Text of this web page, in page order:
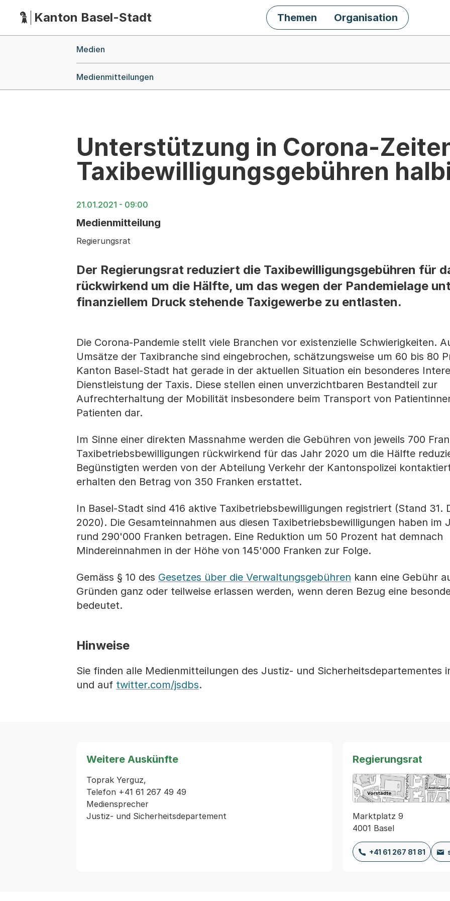
HauptnavigationKanton Basel-Stadt Themen Organisation
Medien
Medienmitteilungen
Unterstützung in Corona-
Taxibewilligungsgebühren
21.01.2021 - 09:00
Medienmitteilung
Regierungsrat
Der Regierungsrat reduziert die Taxibewilligungsgebühren für
rückwirkend um die Hälfte, um das wegen der Pandemielage
finanziellem Druck stehende Taxigewerbe zu entlasten.
Die Corona-Pandemie stellt viele Branchen vor existenzielle Schwierigkeiten.
Umsätze der Taxibranche sind eingebrochen, schätzungsweise um 60 bis 80
Kanton Basel-Stadt hat gerade in der aktuellen Situation ein besonderes
Dienstleistung der Taxis. Diese stellen einen unverzichtbaren Bestandteil zur
Aufrechterhaltung der Mobilität insbesondere beim Transport von
Patienten dar.
Im Sinne einer direkten Massnahme werden die Gebühren von jeweils 700
Taxibetriebsbewilligungen rückwirkend für das Jahr 2020 um die Hälfte
Begünstigten werden von der Abteilung Verkehr der Kantonspolizei
erhalten den Betrag von 350 Franken erstattet.
In Basel-Stadt sind 416 aktive Taxibetriebsbewilligungen registriert (Stand 31.
2020). Die Gesamteinnahmen aus diesen Taxibetriebsbewilligungen haben im
rund 290'000 Franken betragen. Eine Reduktion um 50 Prozent hat demnach
Mindereinnahmen in der Höhe von 145'000 Franken zur Folge.
Gemäss § 10 des Gesetzes über die Verwaltungsgebühren kann eine Gebühr
Gründen ganz oder teilweise erlassen werden, wenn deren Bezug eine
bedeutet.
Hinweise
Sie finden alle Medienmitteilungen des Justiz- und Sicherheitsdepartementes
und auf twitter.com/jsdbs.
Weitere Auskünfte
Toprak Yerguz,
Telefon +41 61 267 49 49
Mediensprecher
Regierungsrat
Marktplatz 9
4001 Basel
+41 61 267 81 81